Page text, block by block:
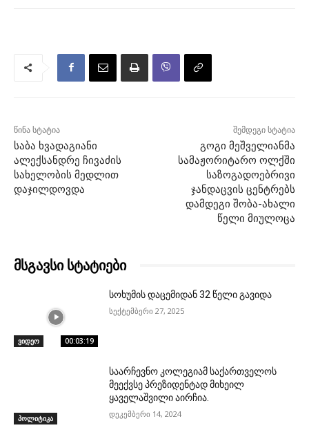
წინა სტატია
საბა ხვადაგიანი
ალექსანდრე ჩივაძის
სახელობის მედლით
დაჯილდოვდა
შემდეგი სტატია
გოგი მეშველიანმა
სამაჟორიტარო ოლქში
საზოგადოებრივი
ჯანდაცვის ცენტრებს
დამდეგი შობა-ახალი
წელი მიულოცა
მსგავსი სტატიები
ვიდეო 00:03:19
სოხუმის დაცემიდან 32 წელი გავიდა
სექტემბერი 27, 2025
პოლიტიკა
საარჩევნო კოლეგიამ საქართველოს
მეექვსე პრეზიდენტად მიხეილ
ყაველაშვილი აირჩია.
დეკემბერი 14, 2024